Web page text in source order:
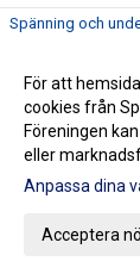
Spänning och
Bra insats i
GOD JUL TILL ER
Resultat
P2010 avslutade
Köp era Jul-
Malmborgs Mobilia
För att
cookies från
Föreningen
eller
Anpassa dina
Acceptera